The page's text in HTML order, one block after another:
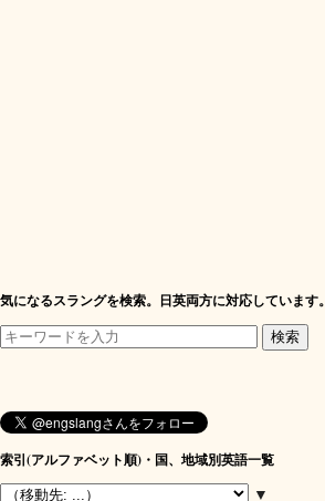
気になるスラングを検索。日英両方に対応しています。
索引(アルファベット順)・国、地域別英語一覧
▼